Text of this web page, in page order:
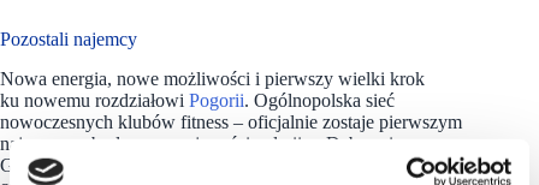
Pozostali najemcy
Nowa energia, nowe możliwości i pierwszy wielki krok
ku nowemu rozdziałowi Pogorii. Ogólnopolska sieć
nowoczesnych klubów fitness – oficjalnie zostaje pierwszym
najemcą rozbudowywanej części galerii w Dąbrowie
Górniczej. Już wkrótce na powierzchni 1920 mkw. powstanie